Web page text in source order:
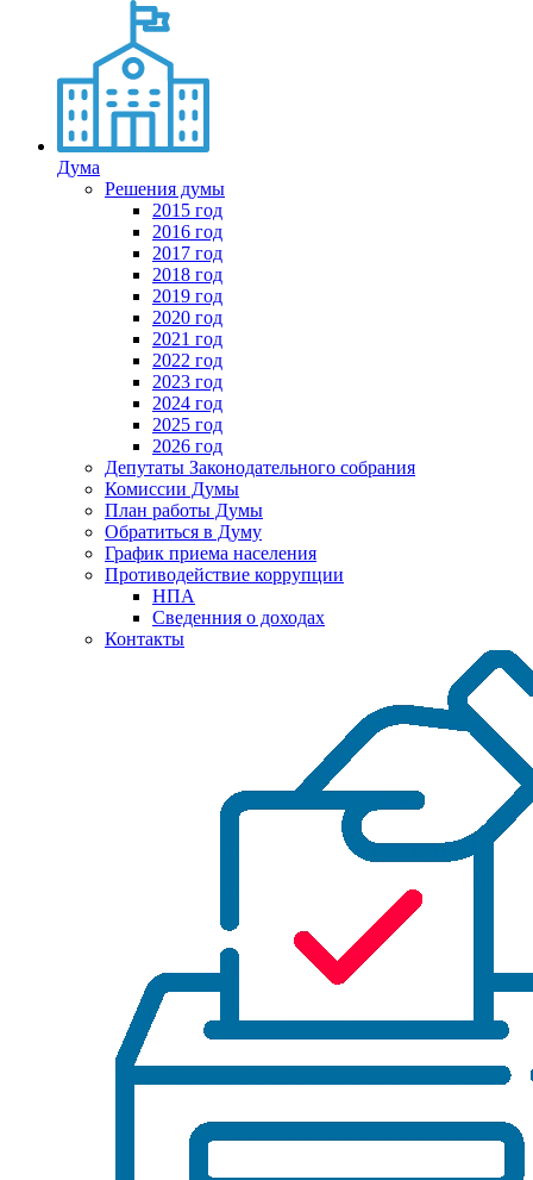
Дума
Решения думы
2015 год
2016 год
2017 год
2018 год
2019 год
2020 год
2021 год
2022 год
2023 год
2024 год
2025 год
2026 год
Депутаты Законодательного собрания
Комиссии Думы
План работы Думы
Обратиться в Думу
График приема населения
Противодействие коррупции
НПА
Сведенния о доходах
Контакты